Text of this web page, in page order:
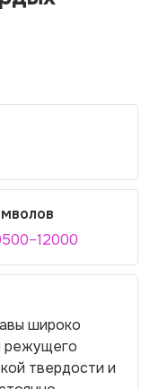
широко
режущего
твердости и